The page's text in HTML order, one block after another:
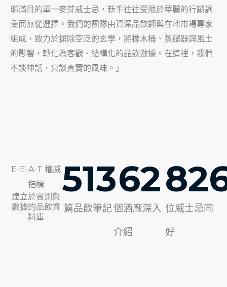
瑯滿目的單一麥芽威士忌，新手往往受限於華麗的行銷詞
彙而無從選擇。我們的團隊由資深品飲師與在地市場專家
組成，致力於摒除空泛的玄學，將橡木桶、蒸餾器與風土
的影響，轉化為客觀、結構化的品飲數據。在這裡，我們
不談神話，只談真實的風味。」
E-E-A-T 權威
指標
建立於實測與
數據的品飲資
料庫
篇品飲筆記
513
個酒廠深入
介紹
62
位威士忌同
好